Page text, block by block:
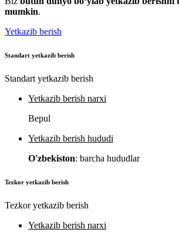
mumkin.
Yetkazib berish
Standart yetkazib berish
Standart yetkazib berish
Yetkazib berish narxi
Bepul
Yetkazib berish hududi
O'zbekiston: barcha hududlar
Tezkor yetkazib berish
Tezkor yetkazib berish
Yetkazib berish narxi